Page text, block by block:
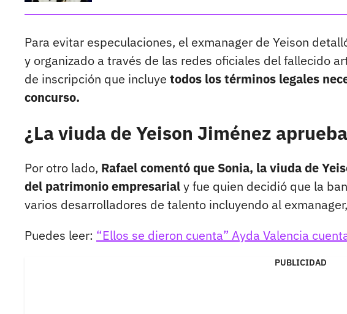
Para evitar especulaciones, el exmanager de Yeison
y organizado a través de las redes oficiales del fallecido
de inscripción que incluye todos los términos legales
concurso.
¿La viuda de Yeison Jiménez
Por otro lado, Rafael comentó que Sonia, la viuda de
del patrimonio empresarialy fue quien decidió que la
varios desarrolladores de talento incluyendo al
Puedes leer: “Ellos se dieron cuenta” Ayda Valencia
PUBLICIDAD